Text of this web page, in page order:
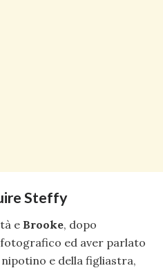
Steffy
e Brooke, dopo
ed aver parlato
e della figliastra,